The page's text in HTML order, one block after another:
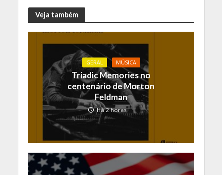
Veja também
GERAL MÚSICA
Triadic Memories no
centenário de Morton
Feldman
Há 2 horas